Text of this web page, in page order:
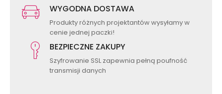
WYGODNA DOSTAWA
Produkty różnych projektantów wysyłamy w
cenie jednej paczki!
BEZPIECZNE ZAKUPY
Szyfrowanie SSL zapewnia pełną poufność
transmisji danych